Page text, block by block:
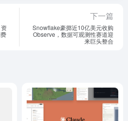
下一篇
Snowflake豪掷近10亿美元收购
Observe，数据可观测性赛道迎
来巨头整合